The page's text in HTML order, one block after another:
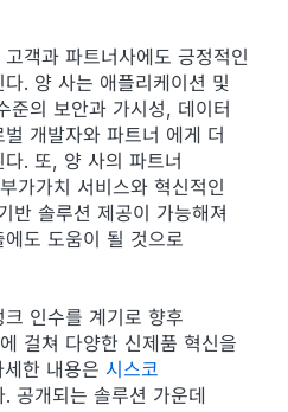
객과 파트너사에도 긍정적인
. 양 사는 애플리케이션 및
준의 보안과 가시성, 데이터
개발자와 파트너 에게 더
. 또, 양 사의 파트너
가가치 서비스와 혁신적인
반 솔루션 제공이 가능해져
도 도움이 될 것으로
인수를 계기로 향후
걸쳐 다양한 신제품 혁신을
한 내용은 시스코
공개되는 솔루션 가운데